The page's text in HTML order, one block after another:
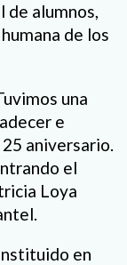
de alumnos,
de los
una
e
aniversario.
el
Loya
en